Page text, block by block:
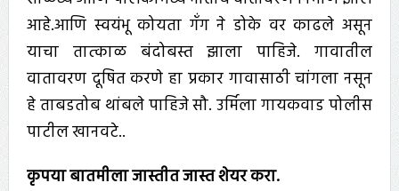
आहे.आणि स्वयंभू कोयता गॅंग ने डोके वर काढले असून
याचा तात्काळ बंदोबस्त झाला पाहिजे. गावातील
वातावरण दूषित करणे हा प्रकार गावासाठी चांगला नसून
हे ताबडतोब थांबले पाहिजे सौ. उर्मिला गायकवाड पोलीस
पाटील खानवटे..
कृपया बातमीला जास्तीत जास्त शेयर करा.